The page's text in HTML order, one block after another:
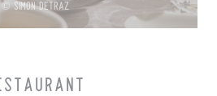
© Simon Detraz